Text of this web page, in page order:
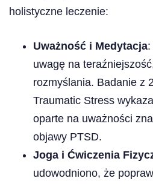
holistyczne leczenie:
Uważność i Medytacja
uwagę na
rozmyślania. Badanie z
Traumatic Stress
oparte na uważności
objawy PTSD.
Joga i Ćwiczenia
udowodniono, że